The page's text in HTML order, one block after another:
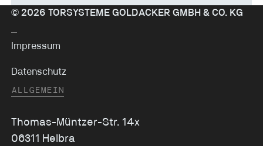
©2026 TORSYSTEME GOLDACKER GMBH & CO. KG
Impressum
Datenschutz
ALLGEMEIN
Thomas-Müntzer-Str. 14x
06311 Helbra